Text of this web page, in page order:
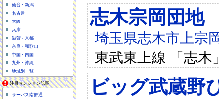
志木宗岡団地
埼玉県志木市上宗
東武東上線 「志木
ビッグ武蔵野
仙台・新潟
名古屋
大阪
兵庫
滋賀・京都
奈良・和歌山
中国・四国
九州・沖縄
地域別一覧
注目マンション記事
サーパス南郷通